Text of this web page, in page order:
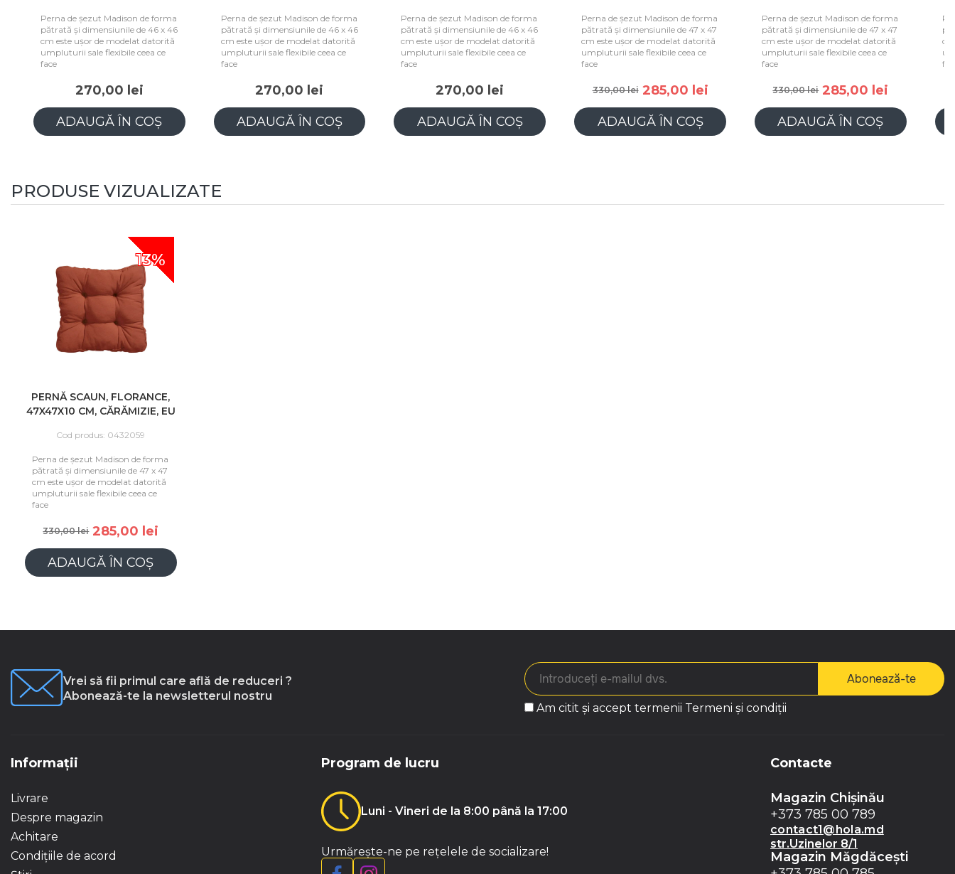
Perna de șezut Madison de forma
pătrată și dimensiunile de 46 x 46
cm este ușor de modelat datorită
umpluturii sale flexibile ceea ce
face
270,00 lei
ADAUGĂ ÎN COȘ
Perna de șezut Madison de forma
pătrată și dimensiunile de 46 x 46
cm este ușor de modelat datorită
umpluturii sale flexibile ceea ce
face
270,00 lei
ADAUGĂ ÎN COȘ
Perna de șezut Madison de forma
pătrată și dimensiunile de 46 x 46
cm este ușor de modelat datorită
umpluturii sale flexibile ceea ce
face
270,00 lei
ADAUGĂ ÎN COȘ
Perna de șezut Madison de forma
pătrată și dimensiunile de 47 x 47
cm este ușor de modelat datorită
umpluturii sale flexibile ceea ce
face
330,00 lei 285,00 lei
ADAUGĂ ÎN COȘ
Perna de șezut Madison de forma
pătrată și dimensiunile de 47 x 47
cm este ușor de modelat datorită
umpluturii sale flexibile ceea ce
face
330,00 lei 285,00 lei
ADAUGĂ ÎN COȘ
cm
face
PRODUSE VIZUALIZATE
13%
PERNĂ SCAUN, FLORANCE,
47X47X10 CM, CĂRĂMIZIE, EU
Cod produs: 0432059
Perna de șezut Madison de forma
pătrată și dimensiunile de 47 x 47
cm este ușor de modelat datorită
umpluturii sale flexibile ceea ce
face
330,00 lei 285,00 lei
ADAUGĂ ÎN COȘ
Vrei să fii primul care află de reduceri ?
Abonează-te la newsletterul nostru
Abonează-te
Am citit și accept termenii Termeni și condiții
Informații
Livrare
Despre magazin
Achitare
Condițiile de acord
Program de lucru
Luni - Vineri de la 8:00 până la 17:00
Urmărește-ne pe rețelele de socializare!
Contacte
Magazin Chișinău
+373 785 00 789
contact1@hola.md
str.Uzinelor 8/1
Magazin Măgdăceşti